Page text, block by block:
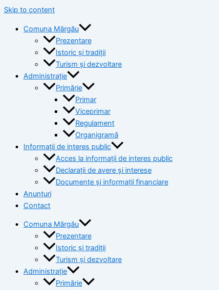
Skip to content
Comuna Mărgău
Prezentare
Istoric și tradiții
Turism și dezvoltare
Administrație
Primărie
Primar
Viceprimar
Regulament
Organigramă
Informații de interes public
Acces la informații de interes public
Declarații de avere și interese
Documente și informații financiare
Anunțuri
Contact
Comuna Mărgău
Prezentare
Istoric și tradiții
Turism și dezvoltare
Administrație
Primărie